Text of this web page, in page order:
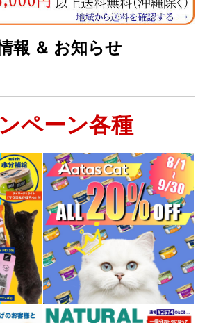
報 ＆ お知らせ
ペーン各種